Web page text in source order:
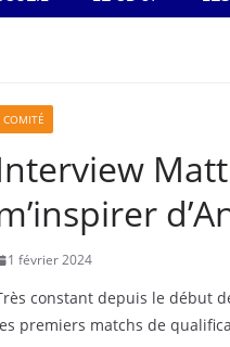
COMITÉ
1 février 2024
constant depuis le début
premiers matchs de